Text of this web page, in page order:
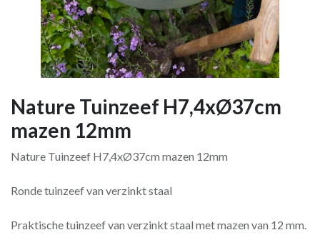
Nature Tuinzeef H7,4xØ37cm
mazen 12mm
Nature Tuinzeef H7,4xØ37cm mazen 12mm
Ronde tuinzeef van verzinkt staal
Praktische tuinzeef van verzinkt staal met mazen van 12 mm.